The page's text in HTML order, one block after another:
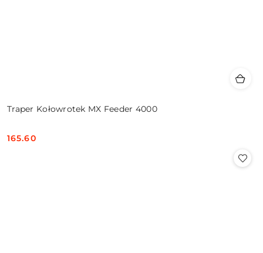
Traper Kołowrotek MX Feeder 4000
Cena:
165.60